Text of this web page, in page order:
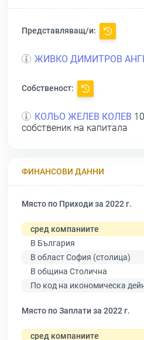
Представляващ/и:
ЖИВКО ДИМИТРОВ
Собственост:
КОЛЬО ЖЕЛЕВ КОЛЕВ
собственик на капитала
ФИНАНСОВИ ДАННИ
Място по Приходи за 2022 г.
сред компаниите
В България
В област София (столица)
В община Столична
По код на икономическа
Място по Заплати за 2022 г.
сред компаниите